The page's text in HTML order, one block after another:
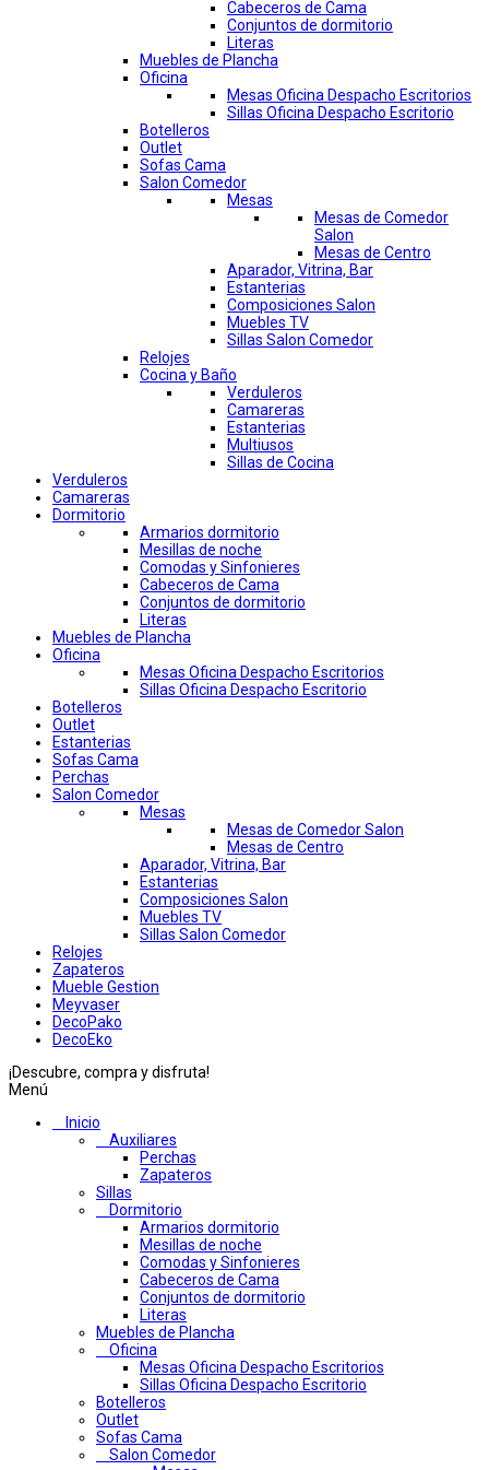
Cabeceros de Cama
Conjuntos de dormitorio
Literas
Muebles de Plancha
Oficina
Mesas Oficina Despacho Escritorios
Sillas Oficina Despacho Escritorio
Botelleros
Outlet
Sofas Cama
Salon Comedor
Mesas
Mesas de Comedor
Salon
Mesas de Centro
Aparador, Vitrina, Bar
Estanterias
Composiciones Salon
Muebles TV
Sillas Salon Comedor
Relojes
Cocina y Baño
Verduleros
Camareras
Estanterias
Multiusos
Sillas de Cocina
Verduleros
Camareras
Dormitorio
Armarios dormitorio
Mesillas de noche
Comodas y Sinfonieres
Cabeceros de Cama
Conjuntos de dormitorio
Literas
Muebles de Plancha
Oficina
Mesas Oficina Despacho Escritorios
Sillas Oficina Despacho Escritorio
Botelleros
Outlet
Estanterias
Sofas Cama
Perchas
Salon Comedor
Mesas
Mesas de Comedor Salon
Mesas de Centro
Aparador, Vitrina, Bar
Estanterias
Composiciones Salon
Muebles TV
Sillas Salon Comedor
Relojes
Zapateros
Mueble Gestion
Meyvaser
DecoPako
DecoEko
¡Descubre, compra y disfruta!
Menú
Inicio
Auxiliares
Perchas
Zapateros
Sillas
Dormitorio
Armarios dormitorio
Mesillas de noche
Comodas y Sinfonieres
Cabeceros de Cama
Conjuntos de dormitorio
Literas
Muebles de Plancha
Oficina
Mesas Oficina Despacho Escritorios
Sillas Oficina Despacho Escritorio
Botelleros
Outlet
Sofas Cama
Salon Comedor